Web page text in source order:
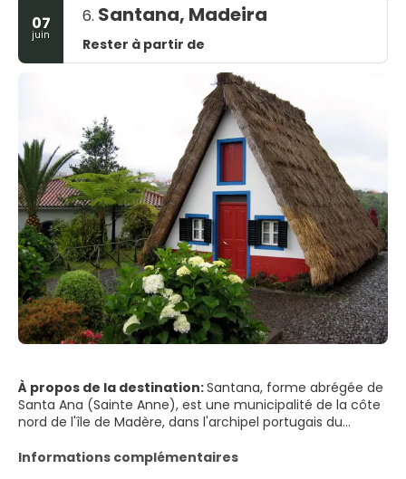
07
juin
6. Santana, Madeira
Rester à partir de
À propos de la destination:Santana, forme abrégée de
Santa Ana (Sainte Anne), est une municipalité de la côte
nord de l'île de Madère, dans l'archipel portugais du
sur une superficie de 95,56 km 2.
Informations complémentaires